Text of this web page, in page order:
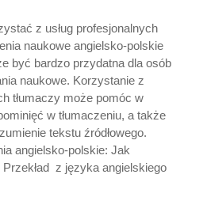
z usług profesjonalnych
naukowe angielsko-polskie
być bardzo przydatna dla osób
naukowe. Korzystanie z
tłumaczy może pomóc w
w tłumaczeniu, a także
tekstu źródłowego.
angielsko-polskie: Jak
Przekład z języka angielskiego